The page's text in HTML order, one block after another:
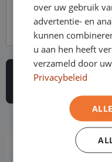
over uw gebruik
advertentie- en
kunnen
u aan hen heeft
verzameld door
Privacybeleid